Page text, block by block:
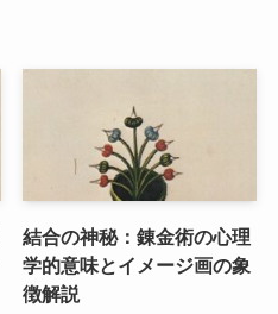
結合の神秘：錬金術の心理
学的意味とイメージ画の象
徴解説